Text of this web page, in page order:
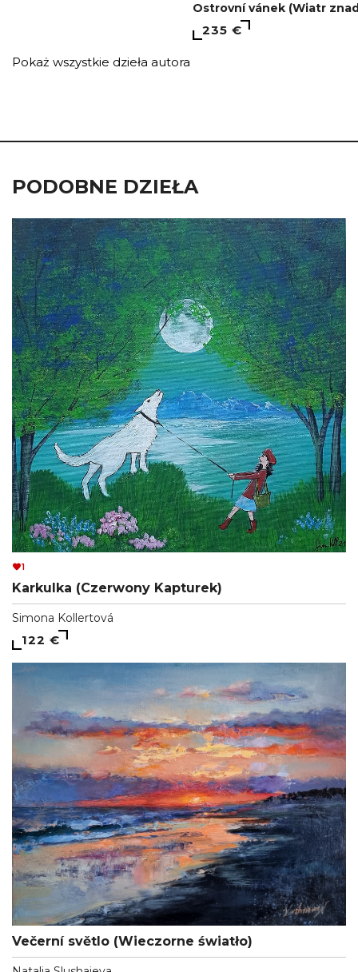
Ostrovní vánek (Wiatr
235 €
Pokaż wszystkie dzieła autora
PODOBNE DZIEŁA
1
Karkulka (Czerwony Kapturek)
Simona Kollertová
122 €
Večerní světlo (Wieczorne światło)